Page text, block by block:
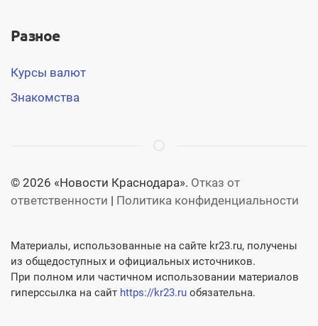
Разное
Курсы валют
Знакомства
© 2026 «Новости Краснодара». Отказ от
ответственности | Политика конфиденциальности
Материалы, использованные на сайте kr23.ru, получены
из общедоступных и официальных источников.
При полном или частичном использовании материалов
гиперссылка на сайт https://kr23.ru обязательна.